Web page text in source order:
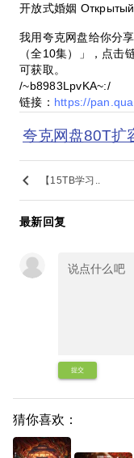
开放式婚姻
我用夸克网盘给你分
（全10集）」，点击
可获取。
/~b8983LpvKA~:/
链接： https://
夸克网盘80T扩
keyboard_arrow_left 【15TB学习..
最新回复
提交
猜你喜欢：